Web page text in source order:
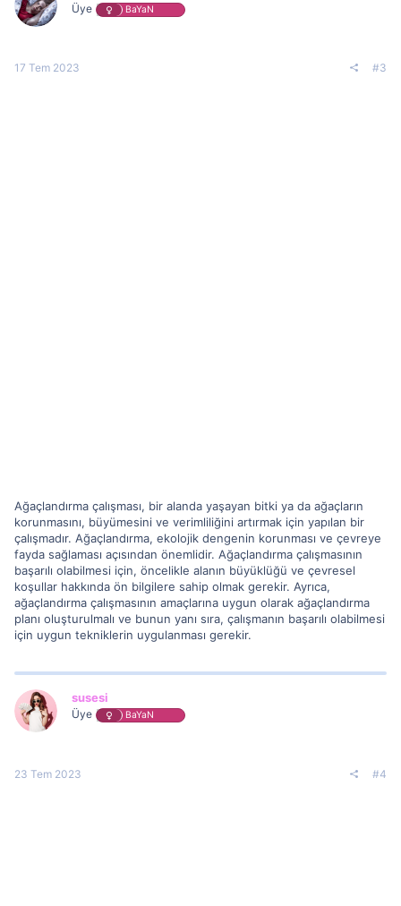
Üye BaYaN
17 Tem 2023 #3
Ağaçlandırma çalışması, bir alanda yaşayan bitki ya da ağaçların
korunmasını, büyümesini ve verimliliğini artırmak için yapılan bir
çalışmadır. Ağaçlandırma, ekolojik dengenin korunması ve çevreye
fayda sağlaması açısından önemlidir. Ağaçlandırma çalışmasının
başarılı olabilmesi için, öncelikle alanın büyüklüğü ve çevresel
koşullar hakkında ön bilgilere sahip olmak gerekir. Ayrıca,
ağaçlandırma çalışmasının amaçlarına uygun olarak ağaçlandırma
planı oluşturulmalı ve bunun yanı sıra, çalışmanın başarılı olabilmesi
için uygun tekniklerin uygulanması gerekir.
susesi
Üye BaYaN
23 Tem 2023 #4